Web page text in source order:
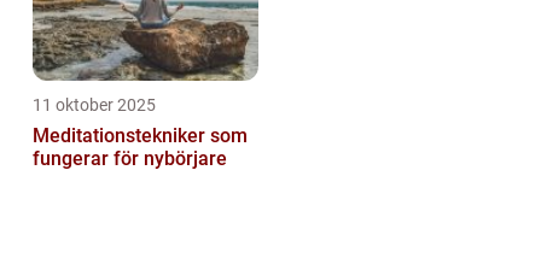
11 oktober 2025
Meditationstekniker som
fungerar för nybörjare